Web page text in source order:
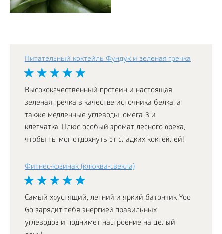
Питательный коктейль Фундук и зеленая гречка
Высококачественный протеин и настоящая
зеленая гречка в качестве источника белка, а
также медленные углеводы, омега-3 и
клетчатка. Плюс особый аромат лесного ореха,
чтобы ты мог отдохнуть от сладких коктейлей!
Фитнес-козинак (клюква-свекла)
Самый хрустящий, летний и яркий батончик Yoo
Go зарядит тебя энергией правильных
углеводов и поднимет настроение на целый